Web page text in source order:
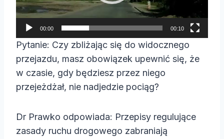
r
z
c
z
v
i
e
o
00:00 00:10
Pytanie: Czy zbliżając się do widocznego
przejazdu, masz obowiązek upewnić się, że
w czasie, gdy będziesz przez niego
przejeżdżał, nie nadjedzie pociąg?
Dr Prawko odpowiada: Przepisy regulujące
zasady ruchu drogowego zabraniają